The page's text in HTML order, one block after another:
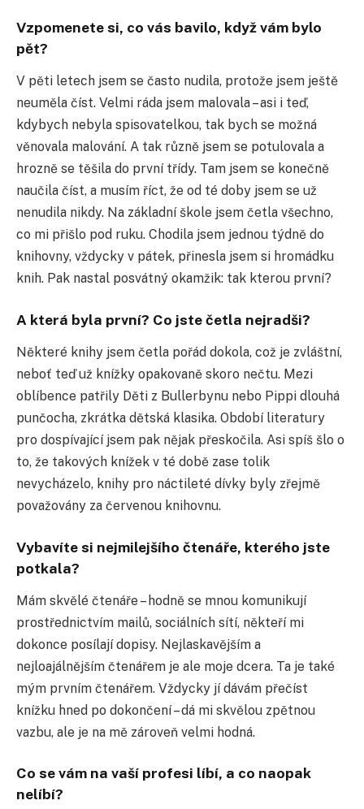
Vzpomenete si, co vás bavilo, když vám bylo
pět?
V pěti letech jsem se často nudila, protože jsem ještě
neuměla číst. Velmi ráda jsem malovala – asi i teď,
kdybych nebyla spisovatelkou, tak bych se možná
věnovala malování. A tak různě jsem se potulovala a
hrozně se těšila do první třídy. Tam jsem se konečně
naučila číst, a musím říct, že od té doby jsem se už
nenudila nikdy. Na základní škole jsem četla všechno,
co mi přišlo pod ruku. Chodila jsem jednou týdně do
knihovny, vždycky v pátek, přinesla jsem si hromádku
knih. Pak nastal posvátný okamžik: tak kterou první?
A která byla první? Co jste četla nejradši?
Některé knihy jsem četla pořád dokola, což je zvláštní,
neboť teď už knížky opakovaně skoro nečtu. Mezi
oblíbence patřily Děti z Bullerbynu nebo Pippi dlouhá
punčocha, zkrátka dětská klasika. Období literatury
pro dospívající jsem pak nějak přeskočila. Asi spíš šlo o
to, že takových knížek v té době zase tolik
nevycházelo, knihy pro náctileté dívky byly zřejmě
považovány za červenou knihovnu.
Vybavíte si nejmilejšího čtenáře, kterého jste
potkala?
Mám skvělé čtenáře – hodně se mnou komunikují
prostřednictvím mailů, sociálních sítí, někteří mi
dokonce posílají dopisy. Nejlaskavějším a
nejloajálnějším čtenářem je ale moje dcera. Ta je také
mým prvním čtenářem. Vždycky jí dávám přečíst
knížku hned po dokončení – dá mi skvělou zpětnou
vazbu, ale je na mě zároveň velmi hodná.
Co se vám na vaší profesi líbí, a co naopak
nelíbí?